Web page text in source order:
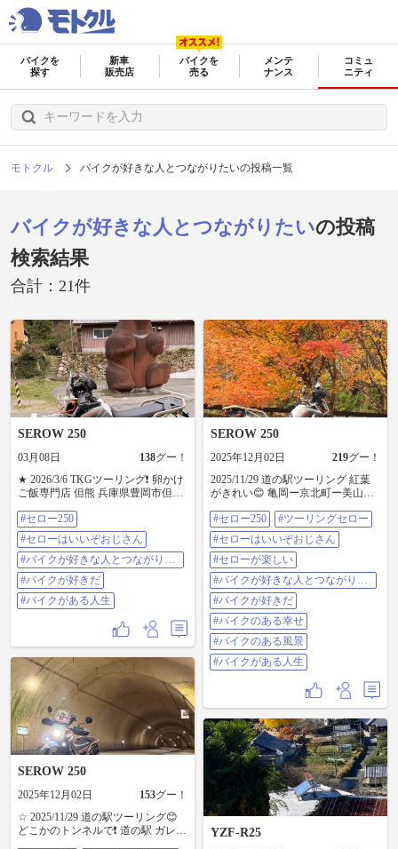
バイクを
探す
新車
販売店
バイクを
売る
メンテ
ナンス
コミュ
ニティ
モトクル バイクが好きな人とつながりたいの投稿一覧
バイクが好きな人とつながりたいの投稿
検索結果
合計：21件
SEROW 250
03月08日 138グー！
★ 2026/3/6 TKGツーリング❗ 卵かけ
ご飯専門店 但熊 兵庫県豊岡市但東
の「卵かけご飯定食」は、汁物、
香物付き。 専用のしょう油は3種類
の中から選べます！ #セロー250 #
セローはいいぞおじさん #バイクが
好きな人とつながりたい #バイクが
好きだ #バイクがある人生
#セロー250
#セローはいいぞおじさん
#バイクが好きな人とつながりた
い
#バイクが好きだ
#バイクがある人生
SEROW 250
2025年12月02日 219グー！
2025/11/29 道の駅ツーリング 紅葉
がきれい😊 亀岡ー京北町ー美山町
グセロー #セローはいいぞおじさん
＃セローが楽しい #バイクが好きな
人とつながりたい #バイクが好きだ
#バイクのある幸せ #バイクのある
風景 ＃ばいくがある人生
#セロー250
#ツーリングセロー
#セローはいいぞおじさん
#セローが楽しい
#バイクが好きな人とつながりた
い
#バイクが好きだ
#バイクのある幸せ
#バイクのある風景
#バイクがある人生
SEROW 250
2025年12月02日 153グー！
☆ 2025/11/29 道の駅ツーリング😊
どこかのトンネルで❗ 道の駅 ガレリ
YZF-R25